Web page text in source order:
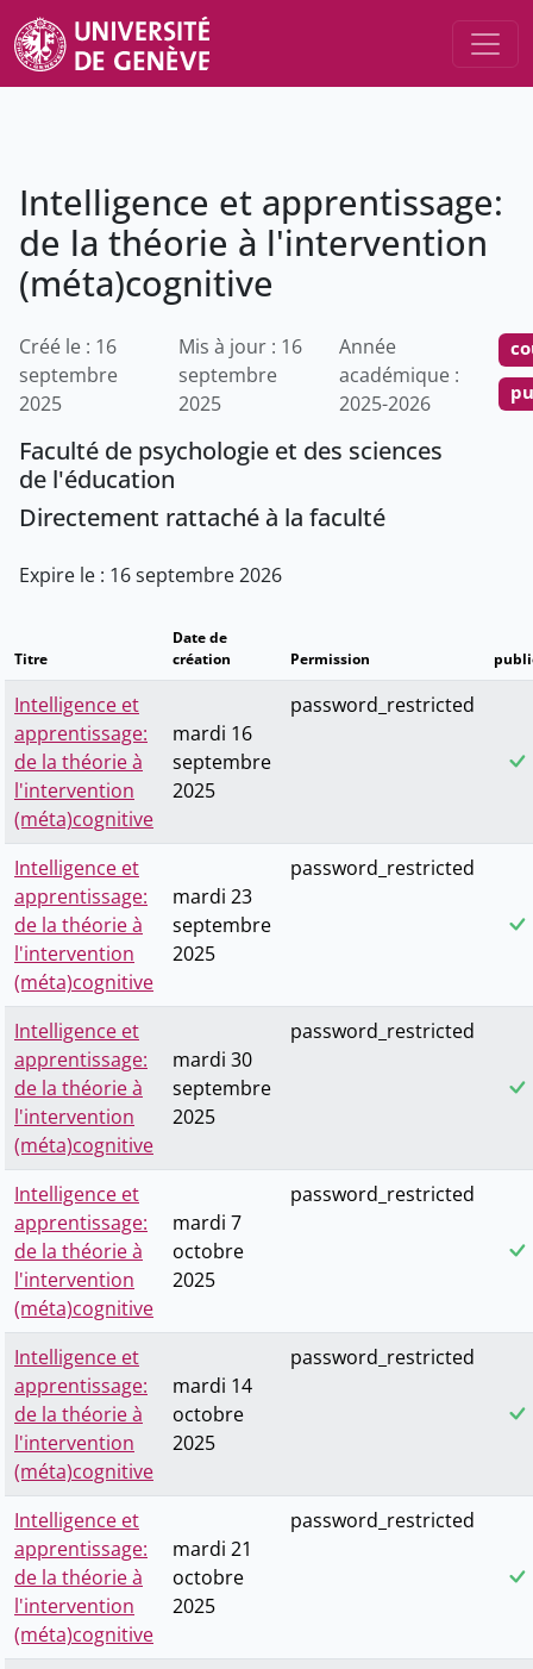
Intelligence et apprentissage:
de la théorie à l'intervention
(méta)cognitive
Créé le : 16
septembre
2025
Mis à jour : 16
septembre
2025
Année
académique :
2025-2026
Faculté de psychologie et des sciences
de l'éducation
Directement rattaché à la faculté
Expire le : 16 septembre 2026
Titre
Date de
création
Permission
Intelligence et
apprentissage:
de la théorie à
l'intervention
(méta)cognitive
mardi 16
septembre
2025
password_restricted
Intelligence et
apprentissage:
de la théorie à
l'intervention
(méta)cognitive
mardi 23
septembre
2025
password_restricted
Intelligence et
apprentissage:
de la théorie à
l'intervention
(méta)cognitive
mardi 30
septembre
2025
password_restricted
Intelligence et
apprentissage:
de la théorie à
l'intervention
(méta)cognitive
mardi 7
octobre
2025
password_restricted
Intelligence et
apprentissage:
de la théorie à
l'intervention
(méta)cognitive
mardi 14
octobre
2025
password_restricted
Intelligence et
apprentissage:
de la théorie à
l'intervention
(méta)cognitive
mardi 21
octobre
2025
password_restricted